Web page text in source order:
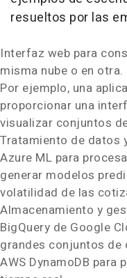
resueltos por las
Interfaz web para
misma nube o en otra.
Por ejemplo, una
proporcionar una
visualizar conjuntos
Tratamiento de datos
Azure ML para
generar modelos
volatilidad de las
Almacenamiento y
BigQuery de Google
grandes conjuntos de
AWS DynamoDB para